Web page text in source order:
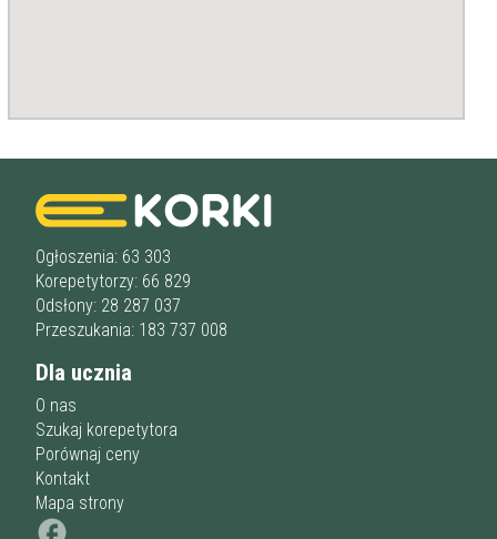
Wiek korepetytora
Ogłoszenia: 63 303
Korepetytorzy: 66 829
Odsłony: 28 287 037
Przeszukania: 183 737 008
Dla ucznia
O nas
Szukaj korepetytora
Porównaj ceny
Kontakt
Mapa strony